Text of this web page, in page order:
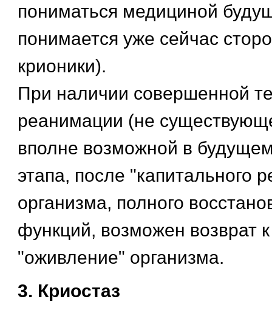
пониматься медициной
понимается уже сейчас
крионики).
При наличии совершенной
реанимации (не
вполне возможной в
этапа, после "капитального
организма, полного
функций, возможен возврат
"оживление" организма.
3. Криостаз